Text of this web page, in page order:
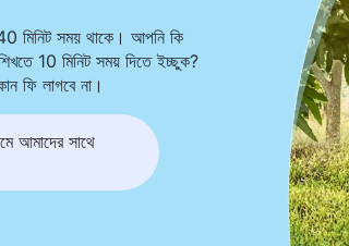
মিনিট সময় থাকে। আপনি কি
10 মিনিট সময় দিতে ইচ্ছুক?
ফি লাগবে না।
আমাদের সাথে